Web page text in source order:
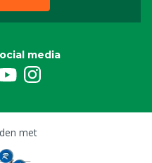
media
met